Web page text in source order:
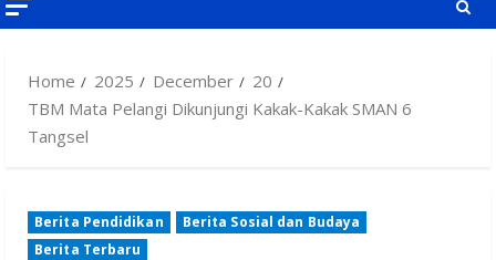
Home 2025 December
20
TBM Mata Pelangi Dikunjungi Kakak-Kakak SMAN 6
Tangsel
Berita Pendidikan
Berita Sosial dan Budaya
Berita Terbaru